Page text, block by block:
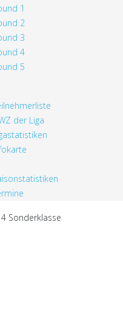
1
2
3
4
5
der Liga
Sonderklasse